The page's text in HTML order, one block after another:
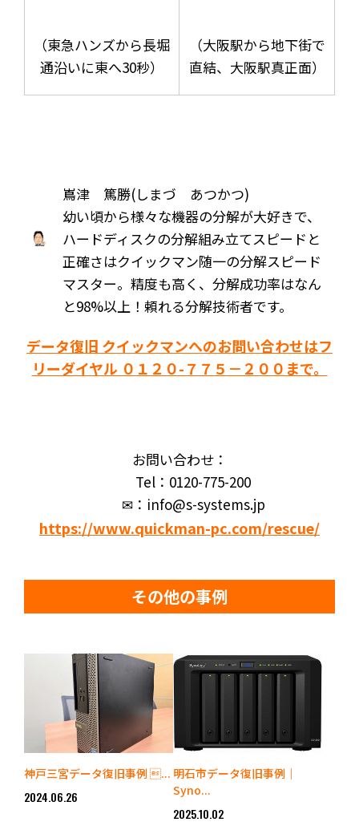
（東急ハンズから長堀
通沿いに東へ30秒）
（大阪駅から地下街で
直結、大阪駅真正面）
嶌津 篤勝(しまづ あつかつ)
幼い頃から様々な機器の分解が大好きで、
ハードディスクの分解組み立てスピードと
正確さはクイックマン随一の分解スピード
マスター。精度も高く、分解成功率はなん
と98%以上！頼れる分解技術者です。
データ復旧 クイックマンへのお問い合わせはフ
リーダイヤル ０１２０-７７５－２００まで。
お問い合わせ：
Tel：0120-775-200
✉：info@s-systems.jp
https://www.quickman-pc.com/rescue/
その他の事例
神戸三宮データ復旧事例 ...
2024.06.26
明石市データ復旧事例｜
Syno...
2025.10.02